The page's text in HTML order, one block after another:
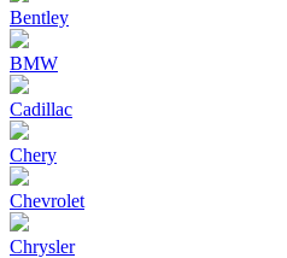
Bentley
BMW
Cadillac
Chery
Chevrolet
Chrysler